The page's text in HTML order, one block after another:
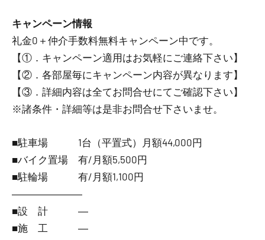
キャンペーン情報
礼金0 ＋ 仲介手数料無料キャンペーン中です。
【①．キャンペーン適用はお気軽にご連絡下さい】
【②．各部屋毎にキャンペーン内容が異なります】
【③．詳細内容は全てお問合せにてご確認下さい】
※諸条件・詳細等は是非お問合せ下さいませ。
■駐車場 1台（平置式）月額44,000円
■バイク置場 有/月額5,500円
■駐輪場 有/月額1,100円
―――――――
■設 計 ―
■施 工 ―